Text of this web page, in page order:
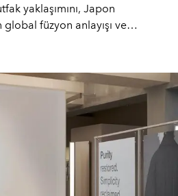
yaklaşımını, Japon
füzyon anlayışı ve